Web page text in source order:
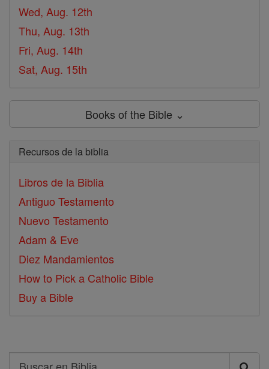
Wed, Aug. 12th
Thu, Aug. 13th
Fri, Aug. 14th
Sat, Aug. 15th
Books of the Bible ⌄
Recursos de la biblia
Libros de la Biblia
Antiguo Testamento
Nuevo Testamento
Adam & Eve
Diez Mandamientos
How to Pick a Catholic Bible
Buy a Bible
Search